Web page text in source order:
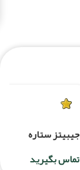
جيبيتز ستاره
تماس بگیرید